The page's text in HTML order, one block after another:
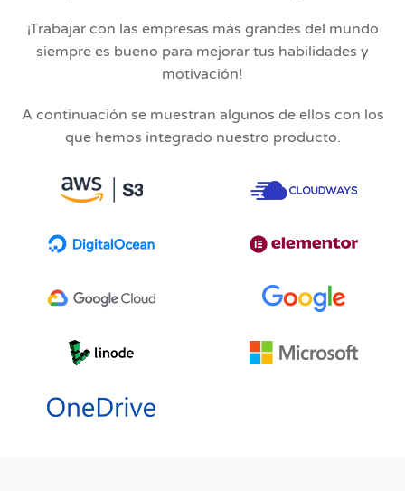
¡Trabajar con las empresas más grandes del mundo
siempre es bueno para mejorar tus habilidades y
motivación!
A continuación se muestran algunos de ellos con los
que hemos integrado nuestro producto.